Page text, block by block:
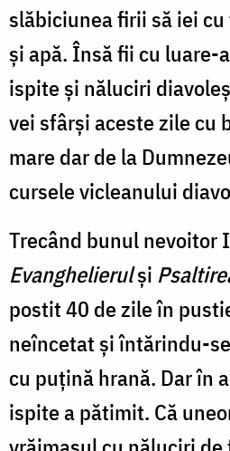
slăbiciunea firii să iei
şi apă. Însă fii cu luare-
ispite şi năluciri
vei sfârşi aceste zile cu
mare dar de la
cursele vicleanului
Trecând bunul nevoitor
Evanghelierulşi
postit 40 de zile în
neîncetat şi întărindu-
cu puţină hrană. Dar în
ispite a pătimit. Că